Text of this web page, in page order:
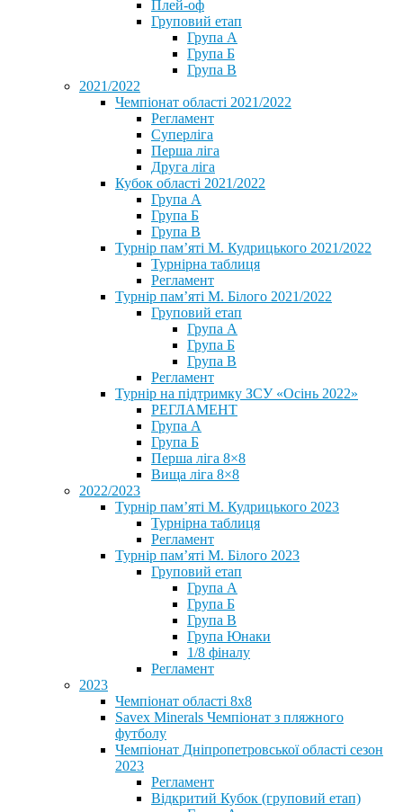
Плей-оф
Груповий етап
Група А
Група Б
Група В
2021/2022
Чемпіонат області 2021/2022
Регламент
Суперліга
Перша ліга
Друга ліга
Кубок області 2021/2022
Група А
Група Б
Група В
Турнір пам’яті М. Кудрицького 2021/2022
Турнірна таблиця
Регламент
Турнір пам’яті М. Білого 2021/2022
Груповий етап
Група А
Група Б
Група В
Регламент
Турнір на підтримку ЗСУ «Осінь 2022»
РЕГЛАМЕНТ
Група А
Група Б
Перша ліга 8×8
Вища ліга 8×8
2022/2023
Турнір пам’яті М. Кудрицького 2023
Турнірна таблиця
Регламент
Турнір пам’яті М. Білого 2023
Груповий етап
Група А
Група Б
Група В
Група Юнаки
1/8 фіналу
Регламент
2023
Чемпіонат області 8х8
Savex Minerals Чемпіонат з пляжного
футболу
Чемпіонат Дніпропетровської області сезон
2023
Регламент
Відкритий Кубок (груповий етап)